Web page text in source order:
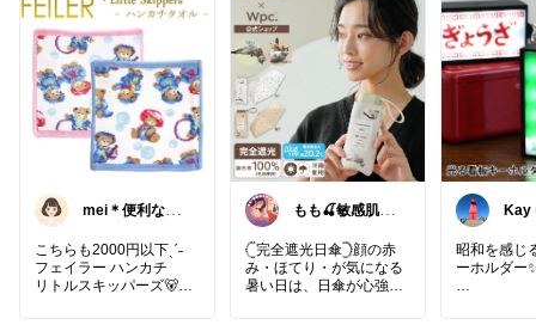
mei＊便利な暮
もの
こちらも2000円以下ˎˊ˗
フェイラー ハンカチ
リトルスキッパーズ🐻
もも🍒敏感肌ス
ゃんと一緒
‎𓊆完全遮光日傘‎𓊇顔の赤
み・ほてり・が気になる
暑い日は、日傘が心強い
Kay
昭和を感じ
ーホルダー